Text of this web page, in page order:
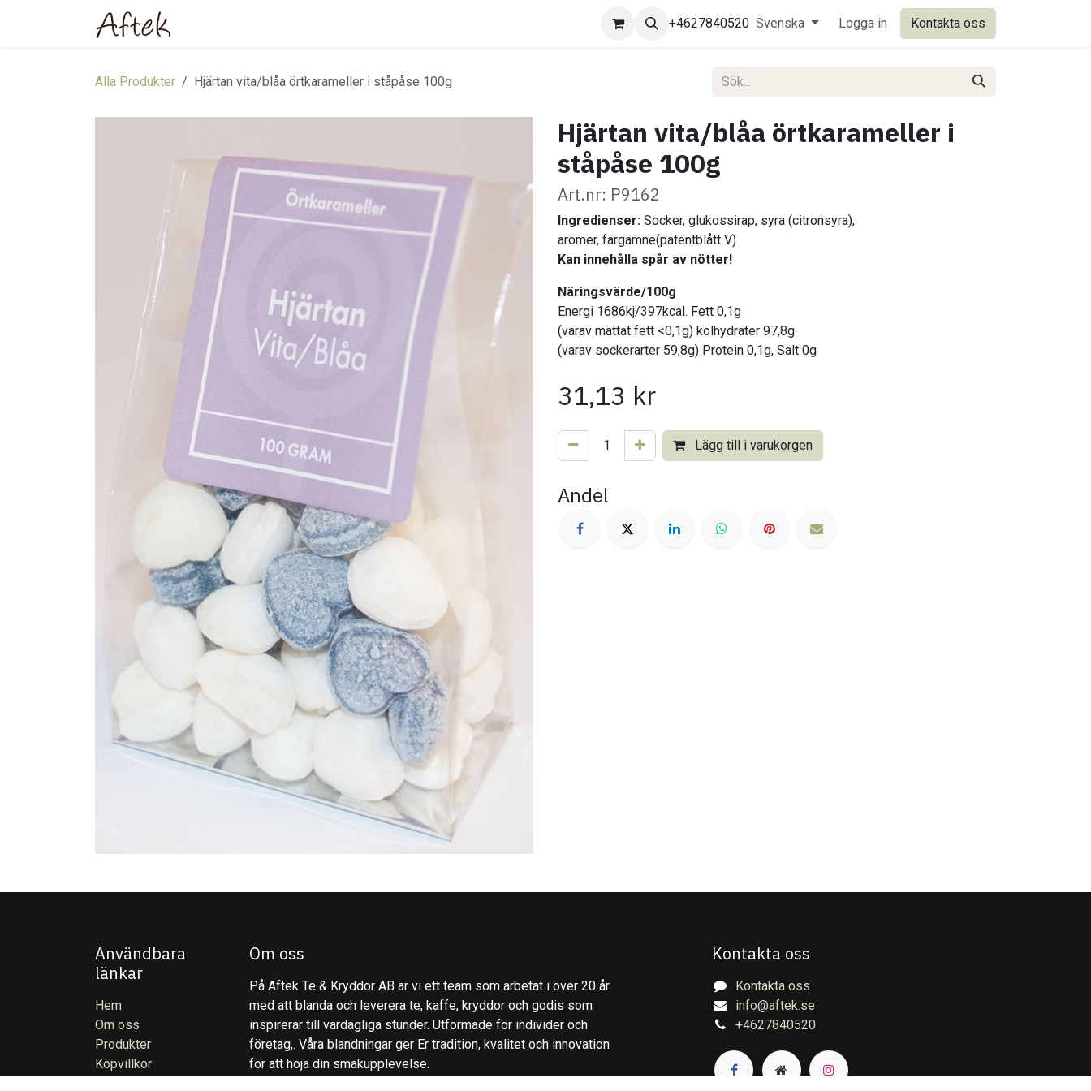
+4627840520 Svenska Logga in Kontakta oss
Alla Produkter Hjärtan vita/blåa örtkarameller i ståpåse 100g
Hjärtan vita/blåa örtkarameller i
ståpåse 100g
Art.nr: P9162
Ingredienser: Socker, glukossirap, syra (citronsyra),
aromer, färgämne(patentblått V)
Kan innehålla spår av nötter!
Näringsvärde/100g
Energi 1686kj/397kcal. Fett 0,1g
(varav mättat fett <0,1g) kolhydrater 97,8g
(varav sockerarter 59,8g) Protein 0,1g, Salt 0g
31,13 kr
Lägg till i varukorgen
Andel
Användbara
länkar
Hem
Om oss
Produkter
Köpvillkor
Om oss
På Aftek Te & Kryddor AB är vi ett team som arbetat i över 20 år
med att blanda och leverera te, kaffe, kryddor och godis som
inspirerar till vardagliga stunder. Utformade för individer och
företag,. Våra blandningar ger Er tradition, kvalitet och innovation
för att höja din smakupplevelse.
Kontakta oss
Kontakta oss
info@aftek.se
+4627840520